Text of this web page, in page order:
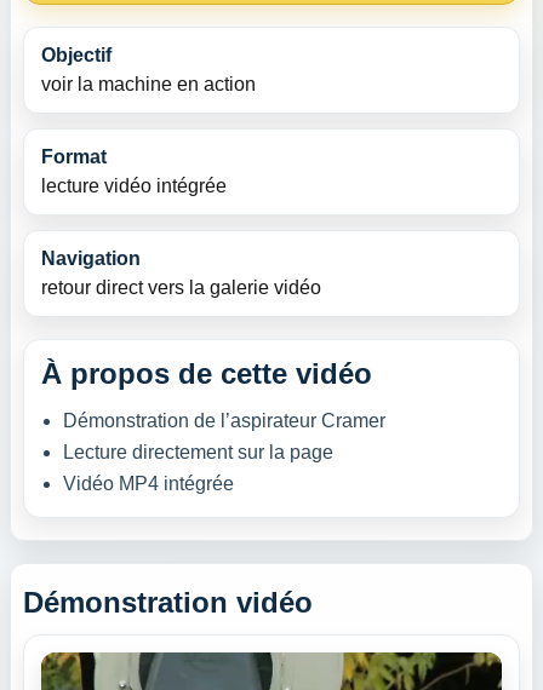
Objectif
voir la machine en action
Format
lecture vidéo intégrée
Navigation
retour direct vers la galerie vidéo
À propos de cette vidéo
Démonstration de l’aspirateur Cramer
Lecture directement sur la page
Vidéo MP4 intégrée
Démonstration vidéo